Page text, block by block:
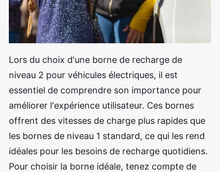
Lors du choix d'une borne de recharge de
niveau 2 pour véhicules électriques, il est
essentiel de comprendre son importance pour
améliorer l'expérience utilisateur. Ces bornes
offrent des vitesses de charge plus rapides que
les bornes de niveau 1 standard, ce qui les rend
idéales pour les besoins de recharge quotidiens.
Pour choisir la borne idéale, tenez compte de